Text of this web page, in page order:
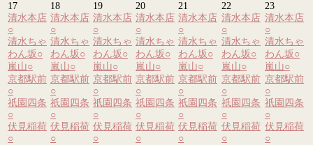
17
清水本店
○
清水ちゃ
わん坂○
嵐山○
京都駅前
○
祇園四条
○
伏見稲荷
○
18
清水本店
○
清水ちゃ
わん坂○
嵐山○
京都駅前
○
祇園四条
○
伏見稲荷
○
19
清水本店
○
清水ちゃ
わん坂○
嵐山○
京都駅前
○
祇園四条
○
伏見稲荷
○
20
清水本店
○
清水ちゃ
わん坂○
嵐山○
京都駅前
○
祇園四条
○
伏見稲荷
○
21
清水本店
○
清水ちゃ
わん坂○
嵐山○
京都駅前
○
祇園四条
○
伏見稲荷
○
22
清水本店
○
清水ちゃ
わん坂○
嵐山○
京都駅前
○
祇園四条
○
伏見稲荷
○
23
清水本店
○
清水ちゃ
わん坂○
嵐山○
京都駅前
○
祇園四条
○
伏見稲荷
○